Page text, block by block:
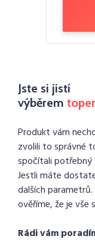
Jste si jistí
výběrem
Produkt vám
zvolili to správné
spočítali potřebný
Jestli máte
dalších
ověříme, že je vše
Rádi vám